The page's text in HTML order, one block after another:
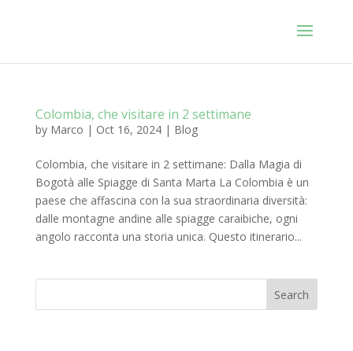
Colombia, che visitare in 2 settimane
by Marco | Oct 16, 2024| Blog
Colombia, che visitare in 2 settimane: Dalla Magia di
Bogotà alle Spiagge di Santa Marta La Colombia è un
paese che affascina con la sua straordinaria diversità:
dalle montagne andine alle spiagge caraibiche, ogni
angolo racconta una storia unica. Questo itinerario...
Search